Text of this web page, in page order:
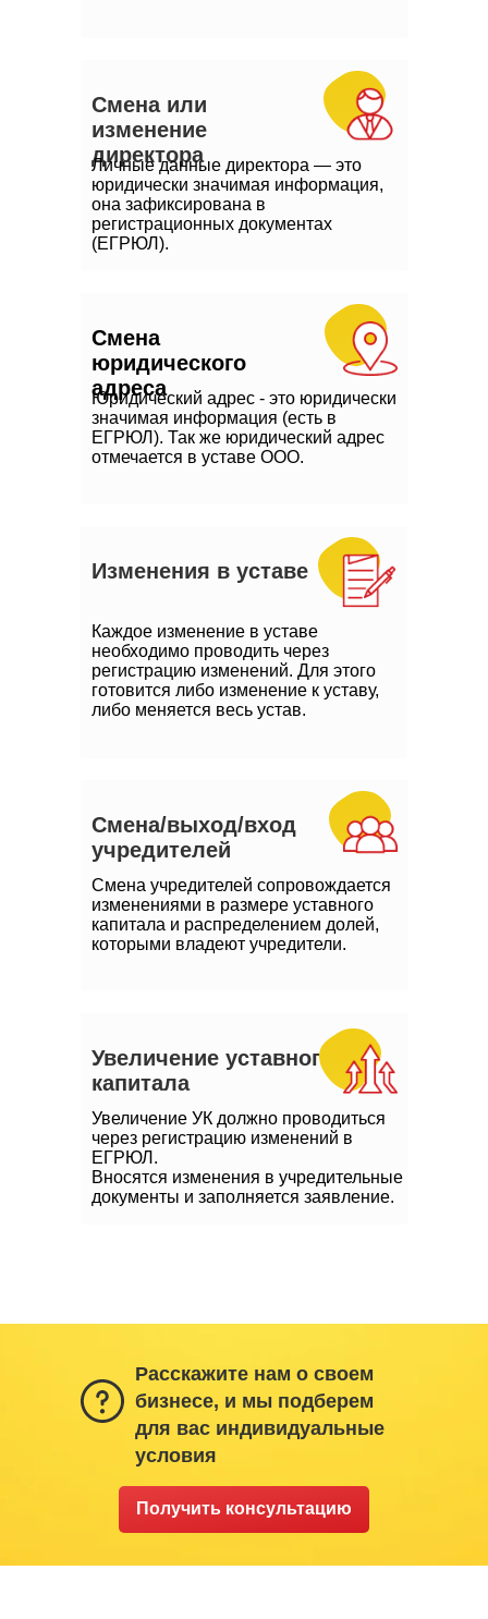
Смена или
изменение
директора
Личные данные директора — это
юридически значимая информация,
она зафиксирована в
регистрационных документах
(ЕГРЮЛ).
Смена
юридического
адреса
Юридический адрес - это юридически
значимая информация (есть в
ЕГРЮЛ). Так же юридический адрес
отмечается в уставе ООО.
Смена учредителей сопровождается
изменениями в размере уставного
капитала и распределением долей,
которыми владеют учредители.
Смена/выход/вход
учредителей
Изменения в уставе
Каждое изменение в уставе
необходимо проводить через
регистрацию изменений. Для этого
готовится либо изменение к уставу,
либо меняется весь устав.
Увеличение уставного
капитала
Увеличение УК должно проводиться
через регистрацию изменений в
ЕГРЮЛ.
Вносятся изменения в учредительные
документы и заполняется заявление.
Расскажите нам о своем
бизнесе, и мы подберем
для вас индивидуальные
условия
Получить консультацию